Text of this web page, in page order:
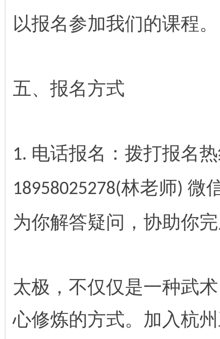
以报名参加我们的课程。
五、报名方式
1. 电话报名：拨打报名
18958025278(林老师) 微
为你解答疑问，协助你
太极，不仅仅是一种武
心修炼的方式。加入杭